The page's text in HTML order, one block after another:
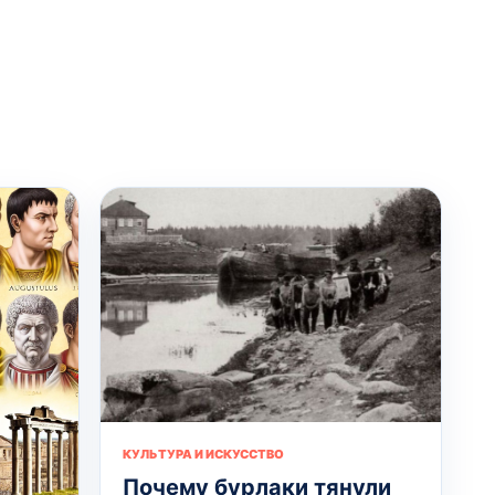
КУЛЬТУРА И ИСКУССТВО
Почему бурлаки тянули